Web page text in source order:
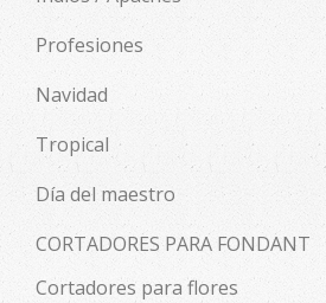
Profesiones
Navidad
Tropical
Día del maestro
CORTADORES PARA FONDANT
Cortadores para flores